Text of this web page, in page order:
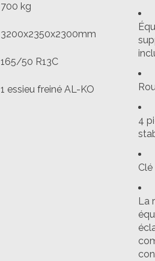
700 kg
3200x2350x2300mm
165/50 R13C
1 essieu freiné AL-KO
4
La